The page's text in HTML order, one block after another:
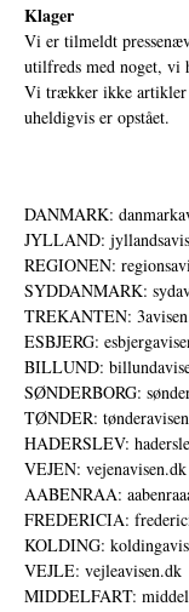
Klager
Vi er tilmeldt
utilfreds med noget, vi
Vi trækker ikke artikler
uheldigvis er opstået.
DANMARK:
JYLLAND:
REGIONEN:
SYDDANMARK:
TREKANTEN:
ESBJERG:
BILLUND:
SØNDERBORG:
TØNDER:
HADERSLEV:
VEJEN: vejenavisen.dk
AABENRAA:
FREDERICIA:
KOLDING:
VEJLE: vejleavisen.dk
MIDDELFART: